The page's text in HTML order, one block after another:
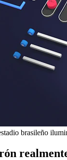
brasileño